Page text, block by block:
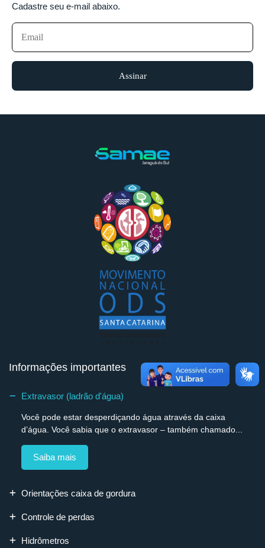
Cadastre seu e-mail abaixo.
Assinar
Informações importantes
Extravasor (ladrão d'água)
Você pode estar desperdiçando água através da caixa
d’água. Você sabia que o extravasor – também chamado...
Saiba mais
Orientações caixa de gordura
Controle de perdas
Hidrômetros